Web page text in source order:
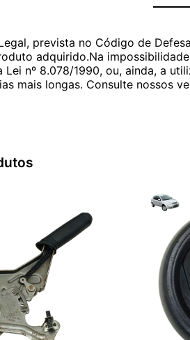
prevista no Código de
adquirido.Na
Lei nº 8.078/1990, ou, ainda, a
mais longas. Consulte nossos